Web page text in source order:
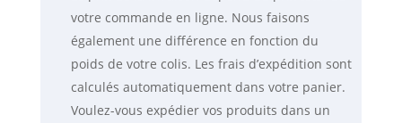
votre commande en ligne. Nous faisons
également une différence en fonction du
poids de votre colis. Les frais d’expédition sont
calculés automatiquement dans votre panier.
Voulez-vous expédier vos produits dans un